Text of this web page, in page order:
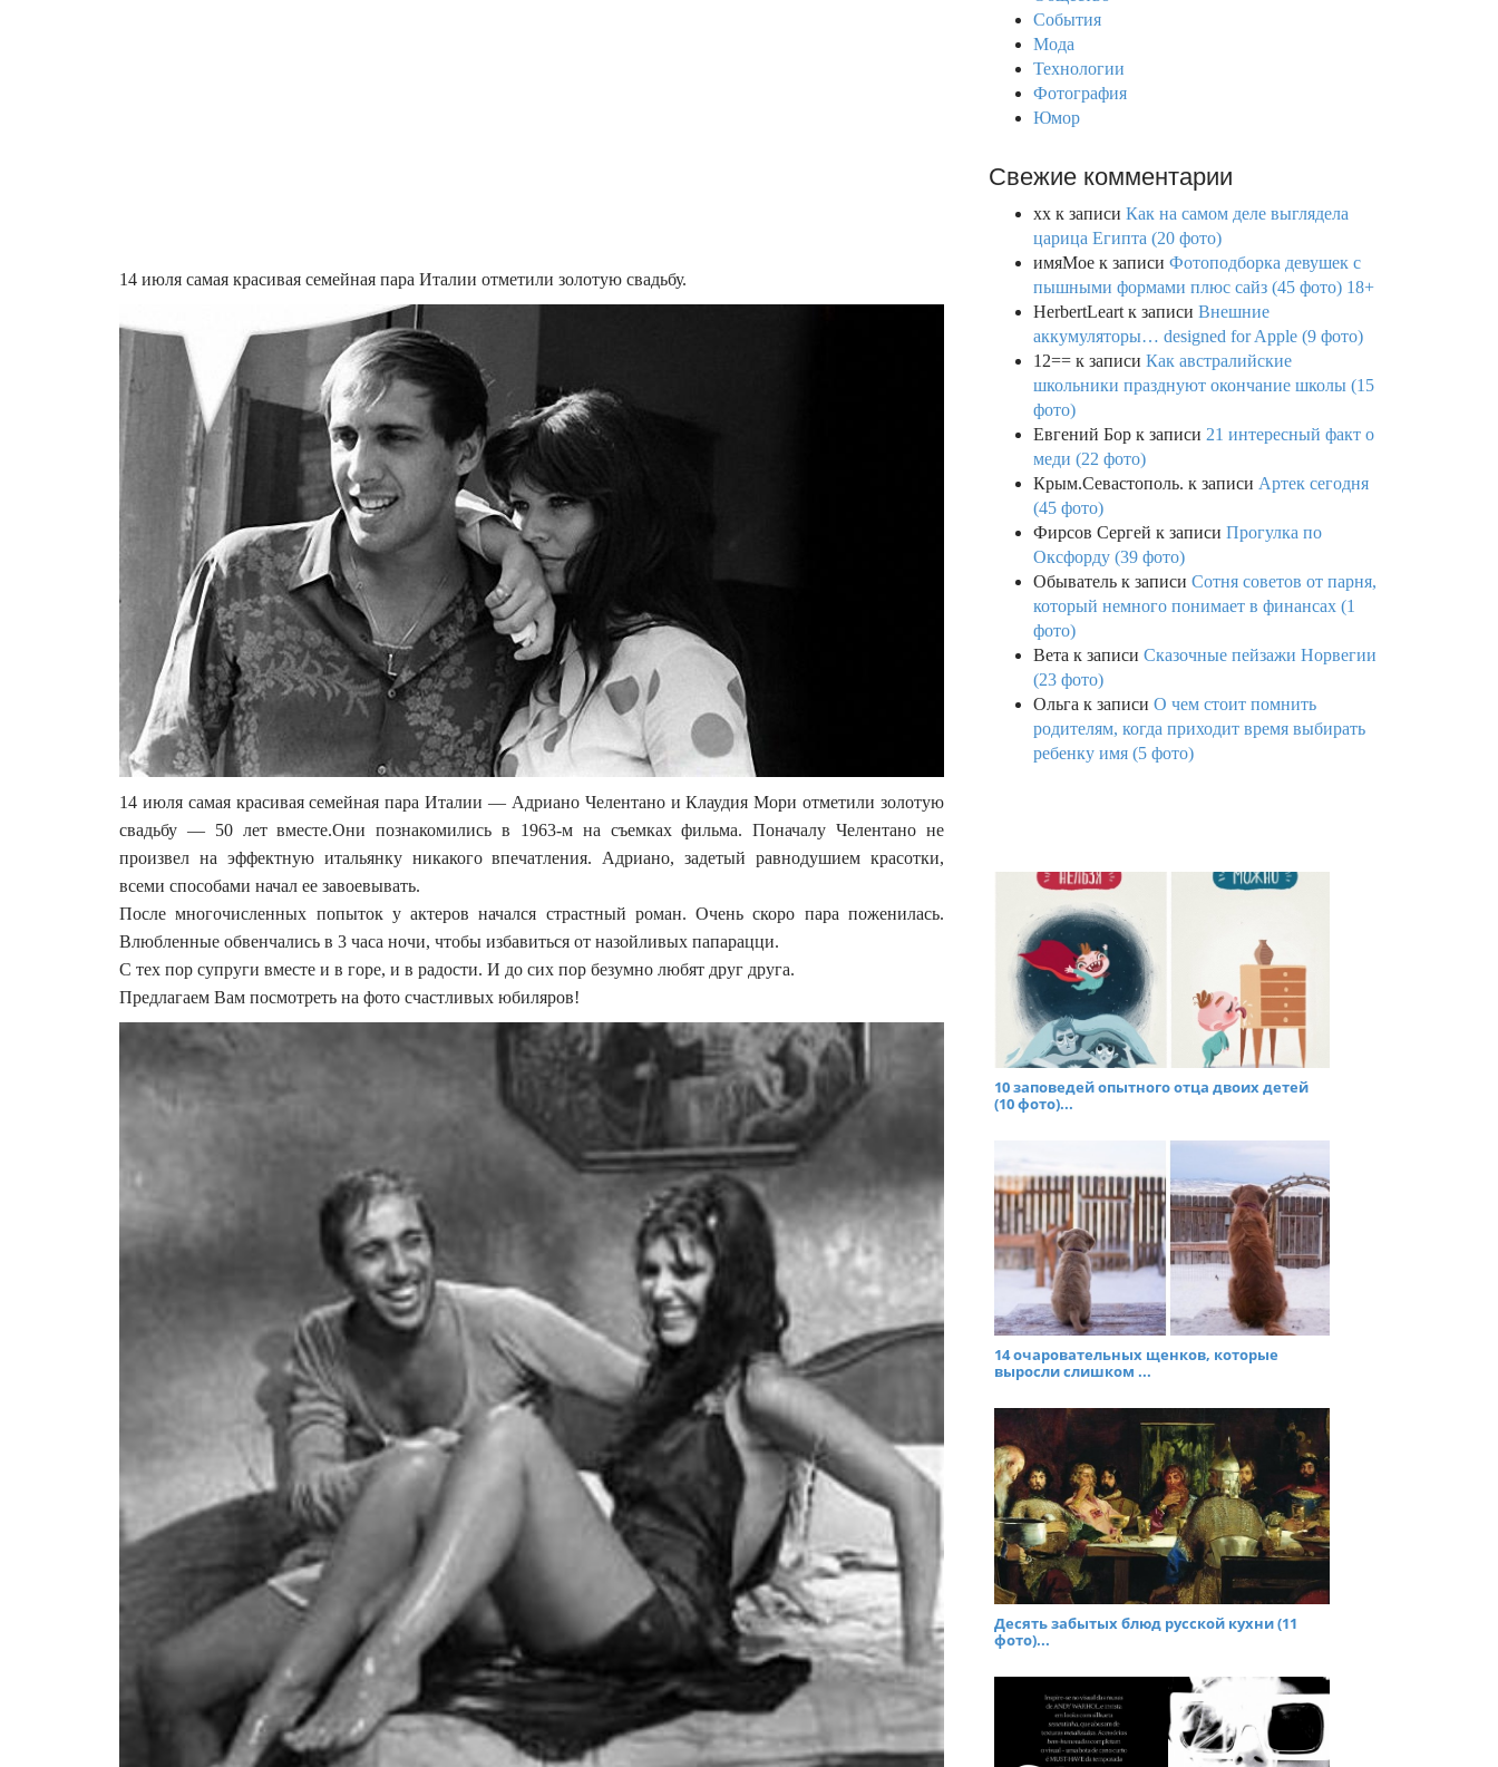
14 июля самая красивая семейная пара Италии отметили золотую свадьбу.
14 июля самая красивая семейная пара Италии — Адриано Челентано и Клаудия Мори отметили золотую
свадьбу — 50 лет вместе.Они познакомились в 1963-м на съемках фильма. Поначалу Челентано не
произвел на эффектную итальянку никакого впечатления. Адриано, задетый равнодушием красотки,
всеми способами начал ее завоевывать.
После многочисленных попыток у актеров начался страстный роман. Очень скоро пара поженилась.
Влюбленные обвенчались в 3 часа ночи, чтобы избавиться от назойливых папарацци.
С тех пор супруги вместе и в горе, и в радости. И до сих пор безумно любят друг друга.
Предлагаем Вам посмотреть на фото счастливых юбиляров!
События
Мода
Технологии
Фотография
Юмор
Свежие комментарии
xx к записи Как на самом деле выглядела
царица Египта (20 фото)
имяМое к записи Фотоподборка девушек с
пышными формами плюс сайз (45 фото) 18+
HerbertLeart к записи Внешние
аккумуляторы… designed for Apple (9 фото)
12== к записи Как австралийские
школьники празднуют окончание школы (15
фото)
Евгений Бор к записи 21 интересный факт о
меди (22 фото)
Крым.Севастополь. к записи Артек сегодня
(45 фото)
Фирсов Сергей к записи Прогулка по
Оксфорду (39 фото)
Обыватель к записи Сотня советов от парня,
который немного понимает в финансах (1
фото)
Вета к записи Сказочные пейзажи Норвегии
(23 фото)
Ольга к записи О чем стоит помнить
родителям, когда приходит время выбирать
ребенку имя (5 фото)
10 заповедей опытного отца двоих детей
(10 фото)...
14 очаровательных щенков, которые
выросли слишком ...
Десять забытых блюд русской кухни (11
фото)...